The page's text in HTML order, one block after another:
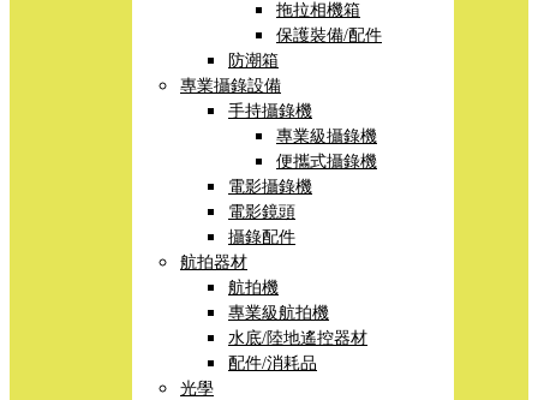
拖拉相機箱
保護裝備/配件
防潮箱
專業攝錄設備
手持攝錄機
專業級攝錄機
便攜式攝錄機
電影攝錄機
電影鏡頭
攝錄配件
航拍器材
航拍機
專業級航拍機
水底/陸地遙控器材
配件/消耗品
光學